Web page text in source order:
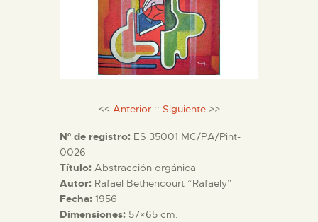
ESPAÑOL
PREPARAR LA VISITA
█
EL MUSEO
<< Anterior:: Siguiente>>
Nº de registro: ES 35001 MC/PA/Pint-
0026
Título: Abstracción orgánica
Autor: Rafael Bethencourt “Rafaely”
Fecha: 1956
Dimensiones: 57×65 cm.